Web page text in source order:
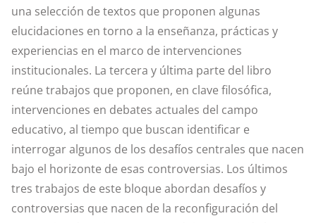
una selección de textos que proponen algunas
elucidaciones en torno a la enseñanza, prácticas y
experiencias en el marco de intervenciones
institucionales. La tercera y última parte del libro
reúne trabajos que proponen, en clave filosófica,
intervenciones en debates actuales del campo
educativo, al tiempo que buscan identificar e
interrogar algunos de los desafíos centrales que nacen
bajo el horizonte de esas controversias. Los últimos
tres trabajos de este bloque abordan desafíos y
controversias que nacen de la reconfiguración del